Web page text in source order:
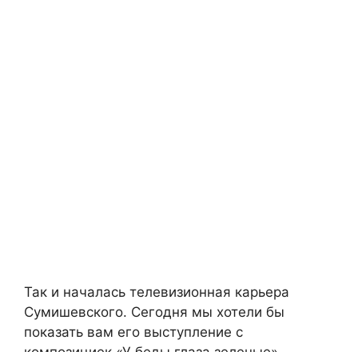
Так и началась телевизионная карьера
Сумишевского. Сегодня мы хотели бы
показать вам его выступление с